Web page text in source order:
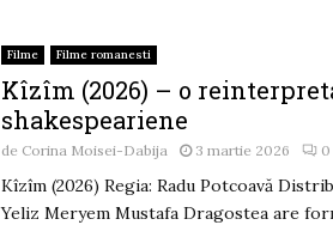
Filme Filme romanesti
Kîzîm (2026) – o
shakespeariene
de Corina Moisei-Dabija 3 martie 2026 0
Kîzîm (2026) Regia: Radu Potcoavă
Yeliz Meryem Mustafa Dragostea are